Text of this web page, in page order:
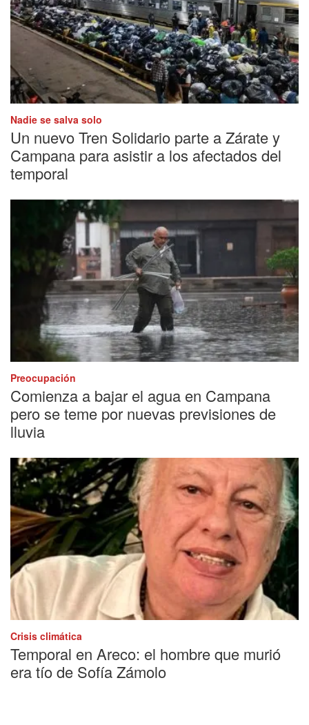
Nadie se salva solo
Un nuevo Tren Solidario parte a Zárate y
Campana para asistir a los afectados del
temporal
Preocupación
Comienza a bajar el agua en Campana
pero se teme por nuevas previsiones de
lluvia
Crisis climática
Temporal en Areco: el hombre que murió
era tío de Sofía Zámolo